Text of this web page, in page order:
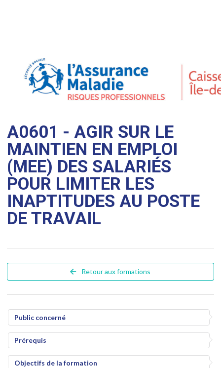
A0601 - AGIR SUR LE
MAINTIEN EN EMPLOI
(MEE) DES SALARIÉS
POUR LIMITER LES
INAPTITUDES AU POSTE
DE TRAVAIL
Retour aux formations
Public concerné
Prérequis
Objectifs de la formation